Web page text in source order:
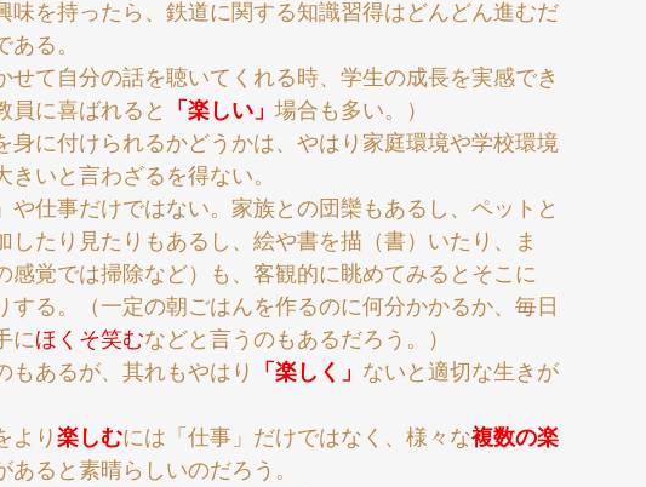
味を持ったら、鉄道に関する知識習得はどんどん進むだ
ある。
せて自分の話を聴いてくれる時、学生の成長を実感でき
員に喜ばれると 「楽しい」 場合も多い。）
身に付けられるかどうかは、やはり家庭環境や学校環境
いと言わざるを得ない。
や仕事だけではない。家族との団欒もあるし、ペットと
たり見たりもあるし、絵や書を描（書）いたり、ま
感覚では掃除など）も、客観的に眺めてみるとそこに
する。（一定の朝ごはんを作るのに何分かかるか、毎日
にほくそ笑むなどと言うのもあるだろう。）
もあるが、其れもやはり 「楽しく」 ないと適切な生きが
より楽しむには「仕事」だけではなく、様々な複数の楽
ると素晴らしいのだろう。